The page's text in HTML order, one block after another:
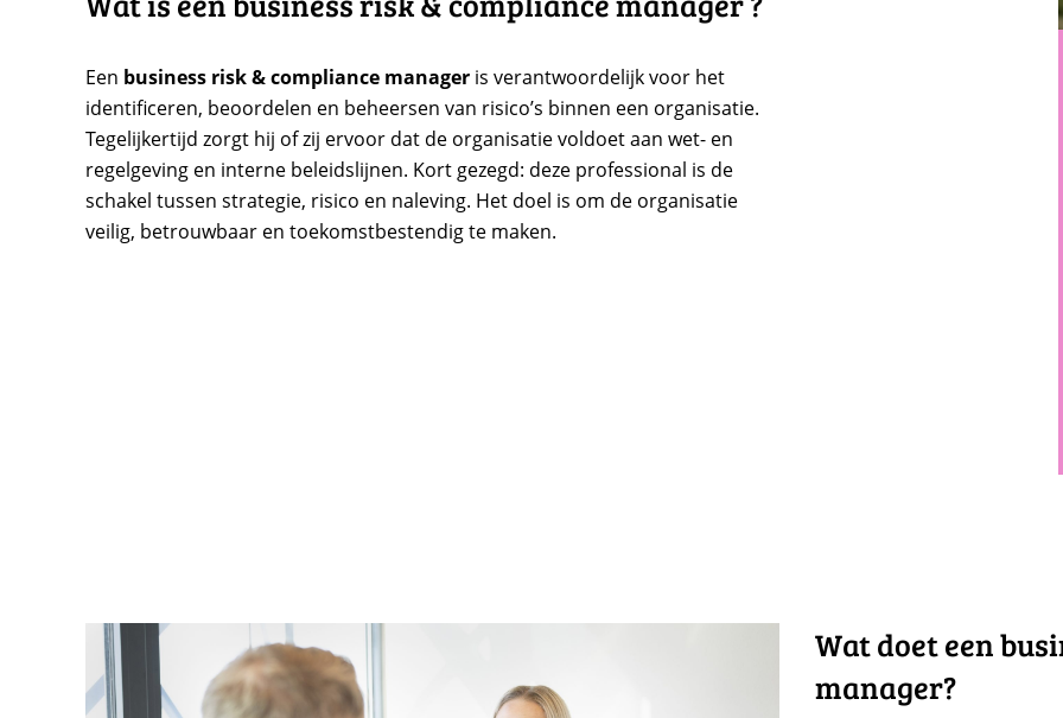
Een business risk & compliance manager is verantwoordelijk voor het
identificeren, beoordelen en beheersen van risico’s binnen een organisatie.
Tegelijkertijd zorgt hij of zij ervoor dat de organisatie voldoet aan wet- en
regelgeving en interne beleidslijnen. Kort gezegd: deze professional is de
schakel tussen strategie, risico en naleving. Het doel is om de organisatie
veilig, betrouwbaar en toekomstbestendig te maken.
Wat doet een
manager?